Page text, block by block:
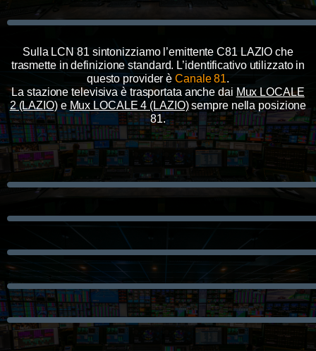
Sulla LCN 81 sintonizziamo l’emittente C81 LAZIO che
trasmette in definizione standard. L’identificativo utilizzato in
questo provider è Canale 81.
La stazione televisiva è trasportata anche dai Mux LOCALE
2 (LAZIO)e Mux LOCALE 4 (LAZIO)sempre nella posizione
81.